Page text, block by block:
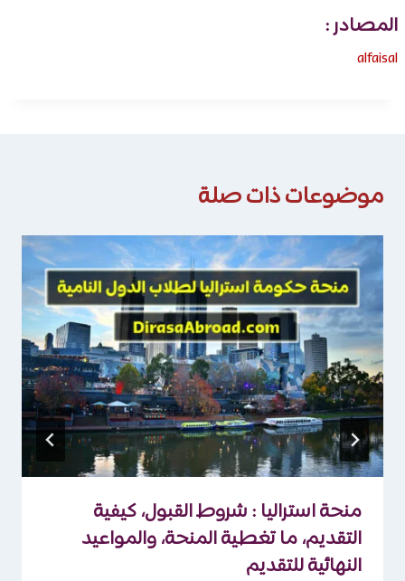
المصادر :
alfaisal
موضوعات ذات صلة
منحة استراليا : شروط القبول، كيفية
التقديم، ما تغطية المنحة، والمواعيد
النهائية للتقديم